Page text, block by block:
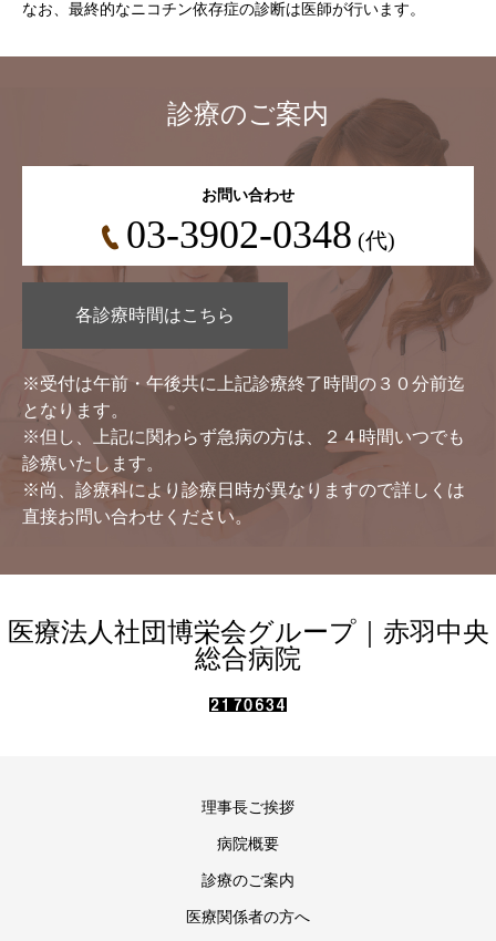
なお、最終的なニコチン依存症の診断は医師が行います。
診療のご案内
お問い合わせ
03-3902-0348 (代)
各診療時間はこちら
※受付は午前・午後共に上記診療終了時間の３０分前迄
となります。
※但し、上記に関わらず急病の方は、２４時間いつでも
診療いたします。
※尚、診療科により診療日時が異なりますので詳しくは
直接お問い合わせください。
医療法人社団博栄会グループ｜赤羽中央
総合病院
理事長ご挨拶
病院概要
診療のご案内
医療関係者の方へ